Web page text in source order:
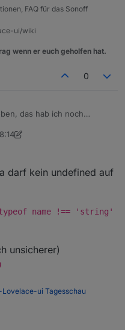
}
FAQ für das Sonoff
ui/wiki
wenn er euch geholfen hat.
0
das hab ich noch
im Datenpunkt-Pfad ist
schlicht nicht.
noch mein "undefined".
undefined || author ==
= getState(id +
nicht klappen, author
und kann nnicht
if (author
author =
darf kein undefined auf
name !== 'string'
unsicherer)
Lovelace-ui Tagesschau